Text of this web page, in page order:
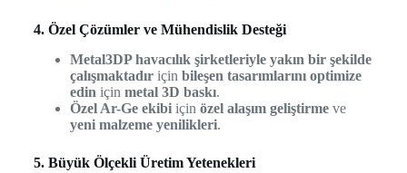
4. Özel Çözümler ve Mühendislik Desteği
Metal3DP havacılık şirketleriyle yakın bir şekilde
çalışmaktadıriçin bileşen tasarımlarını optimize
edin için metal 3D baskı.
Özel Ar-Ge ekibiiçin özel alaşım geliştirmeve
yeni malzeme yenilikleri.
5. Büyük Ölçekli Üretim Yetenekleri